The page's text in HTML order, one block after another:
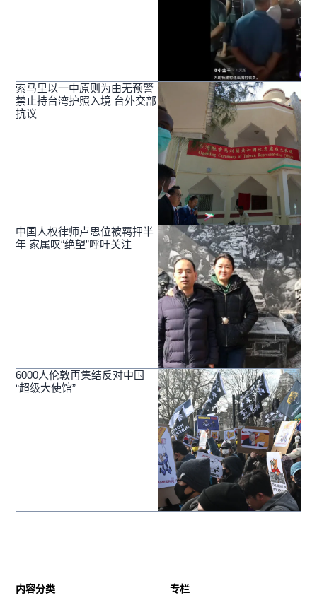
索马里以一中原则为由无预警
禁止持台湾护照入境 台外交部
抗议
中国人权律师卢思位被羁押半
年 家属叹“绝望”呼吁关注
6000人伦敦再集结反对中国
“超级大使馆”
内容分类 专栏